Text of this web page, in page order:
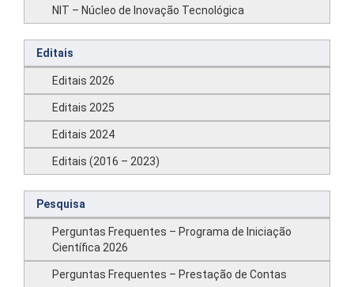
NIT – Núcleo de Inovação Tecnológica
Editais
Editais 2026
Editais 2025
Editais 2024
Editais (2016 – 2023)
Pesquisa
Perguntas Frequentes – Programa de Iniciação
Científica 2026
Perguntas Frequentes – Prestação de Contas